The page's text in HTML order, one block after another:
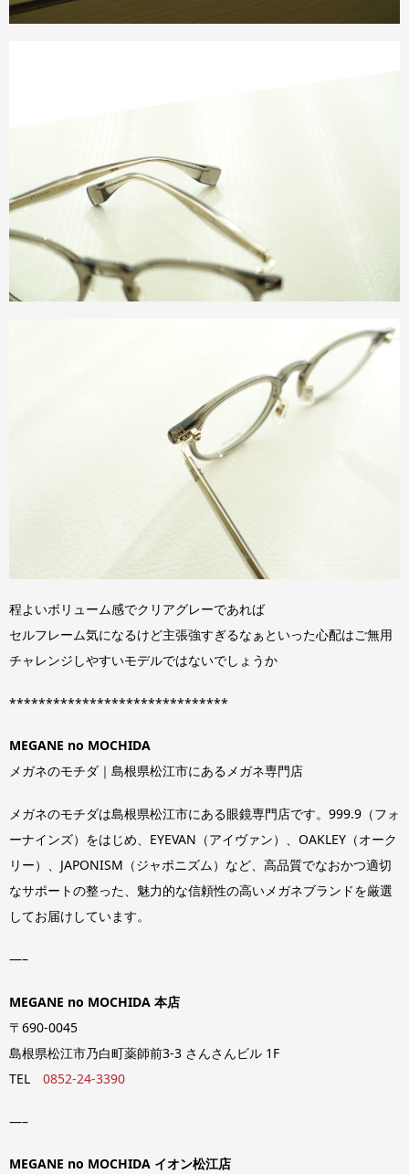
程よいボリューム感でクリアグレーであれば
セルフレーム気になるけど主張強すぎるなぁといった心配はご無用
チャレンジしやすいモデルではないでしょうか
******************************
MEGANE no MOCHIDA
メガネのモチダ｜島根県松江市にあるメガネ専門店
メガネのモチダは島根県松江市にある眼鏡専門店です。999.9（フォ
ーナインズ）をはじめ、EYEVAN（アイヴァン）、OAKLEY（オーク
リー）、JAPONISM（ジャポニズム）など、高品質でなおかつ適切
なサポートの整った、魅力的な信頼性の高いメガネブランドを厳選
してお届けしています。
—–
MEGANE no MOCHIDA 本店
〒690-0045
島根県松江市乃白町薬師前3-3 さんさんビル 1F
TEL 0852-24-3390
—–
MEGANE no MOCHIDA イオン松江店